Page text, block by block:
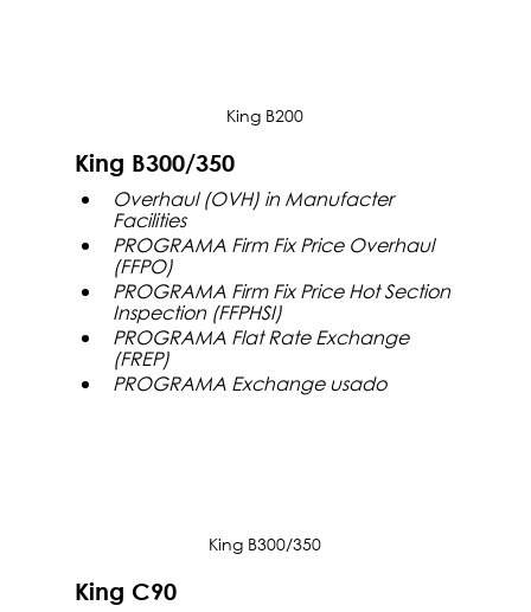
King B200
King B300/350
Overhaul (OVH) in Manufacter
Facilities
PROGRAMA Firm Fix Price Overhaul
(FFPO)
PROGRAMA Firm Fix Price Hot Section
Inspection (FFPHSI)
PROGRAMA Flat Rate Exchange
(FREP)
PROGRAMA Exchange usado
King B300/350
King C90